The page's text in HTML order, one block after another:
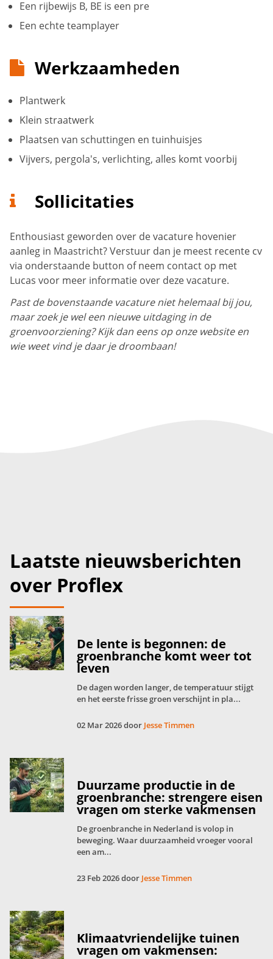
Een rijbewijs B, BE is een pre
Een echte teamplayer
Werkzaamheden
Plantwerk
Klein straatwerk
Plaatsen van schuttingen en tuinhuisjes
Vijvers, pergola's, verlichting, alles komt voorbij
Sollicitaties
Enthousiast geworden over de vacature hovenier
aanleg in Maastricht? Verstuur dan je meest recente cv
via onderstaande button of neem contact op met
Lucas voor meer informatie over deze vacature.
Past de bovenstaande vacature niet helemaal bij jou,
maar zoek je wel een nieuwe uitdaging in de
groenvoorziening? Kijk dan eens op onze website en
wie weet vind je daar je droombaan!
Laatste nieuwsberichten
over Proflex
De lente is begonnen: de
groenbranche komt weer tot
leven
De dagen worden langer, de temperatuur stijgt
en het eerste frisse groen verschijnt in pla...
02 Mar 2026 door Jesse Timmen
Duurzame productie in de
groenbranche: strengere eisen
vragen om sterke vakmensen
De groenbranche in Nederland is volop in
beweging. Waar duurzaamheid vroeger vooral
een am...
23 Feb 2026 door Jesse Timmen
Klimaatvriendelijke tuinen
vragen om vakmensen: